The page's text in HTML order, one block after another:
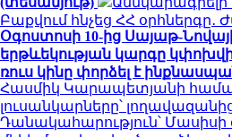
Բաքվում հնչեց ՀՀ
Օգոստոսի 10-ից Սայաթ-
երթևեկության կարգը
ռուս կինը փորձել է
Հասմիկ Կարապետյանի
լուսանկարները՝
Դանակահարություն՝